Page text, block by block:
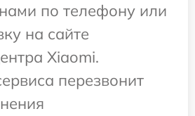
по телефону или
на сайте
Xiaomi.
перезвонит